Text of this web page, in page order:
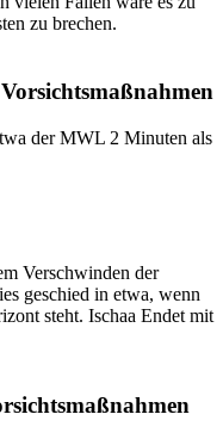
zu brechen.
der MWL 2 Minuten als
Verschwinden der
geschied in etwa, wenn
steht. Ischaa Endet mit